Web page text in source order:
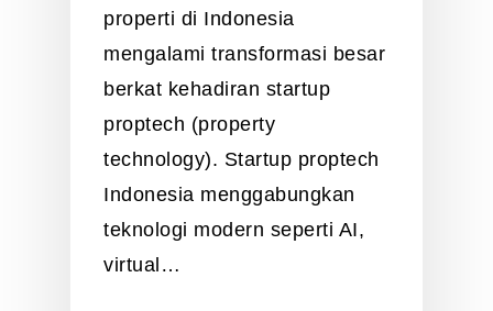
properti di Indonesia
mengalami transformasi besar
berkat kehadiran startup
proptech (property
technology). Startup proptech
Indonesia menggabungkan
teknologi modern seperti AI,
virtual…